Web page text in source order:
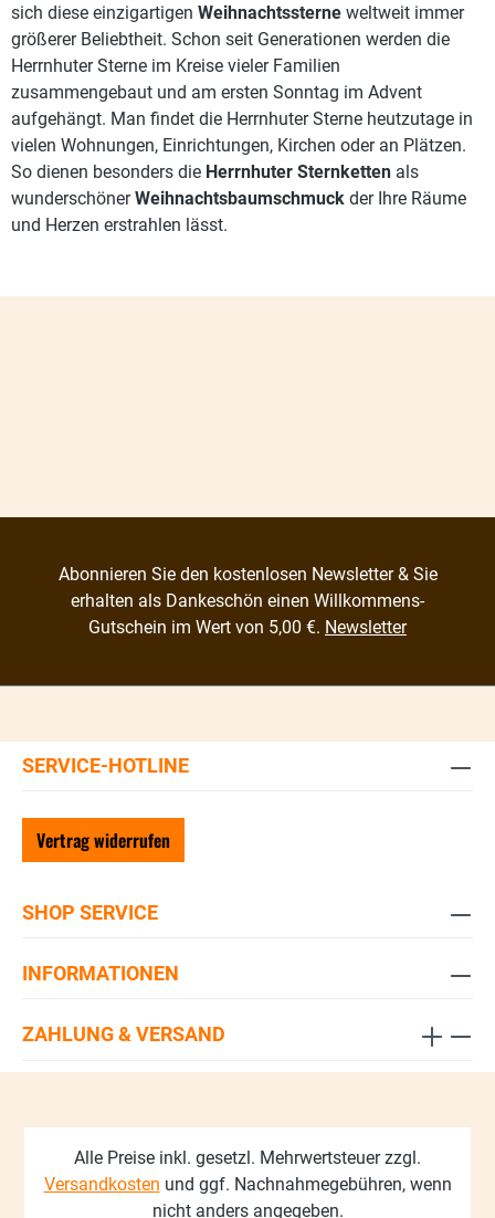
sich diese einzigartigen Weihnachtssterne weltweit immer
größerer Beliebtheit. Schon seit Generationen werden die
Herrnhuter Sterne im Kreise vieler Familien
zusammengebaut und am ersten Sonntag im Advent
aufgehängt. Man findet die Herrnhuter Sterne heutzutage in
vielen Wohnungen, Einrichtungen, Kirchen oder an Plätzen.
So dienen besonders die Herrnhuter Sternketten als
wunderschönerWeihnachtsbaumschmuck der Ihre Räume
und Herzen erstrahlen lässt.
Abonnieren Sie den kostenlosen Newsletter & Sie
erhalten als Dankeschön einen Willkommens-
Gutschein im Wert von 5,00 €. Newsletter
SERVICE-HOTLINE
Vertrag widerrufen
SHOP SERVICE
INFORMATIONEN
ZAHLUNG & VERSAND
Alle Preise inkl. gesetzl. Mehrwertsteuer zzgl.
Versandkosten und ggf. Nachnahmegebühren, wenn
nicht anders angegeben.